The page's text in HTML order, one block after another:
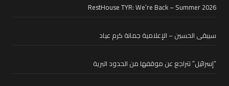
RestHouse TYR: We’re Back – Summer 2026
سيبقى الحسين – الإعلامية جمانة كرم عياد
“إسرائيل” تتراجع عن موقفها من الحدود البرية